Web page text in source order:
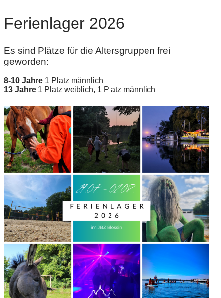
Ferienlager 2026
Es sind Plätze für die Altersgruppen frei
geworden:
8-10 Jahre 1 Platz männlich
13 Jahre 1 Platz weiblich, 1 Platz männlich